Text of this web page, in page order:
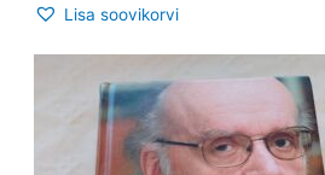
Lisa soovikorvi